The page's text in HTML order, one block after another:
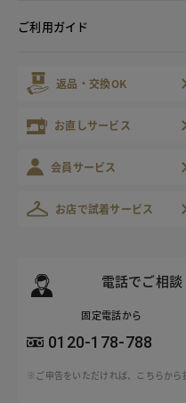
ご利用ガイド
返品・交換OK
お直しサービス
会員サービス
お店で試着サービス
電話でご相談
固定電話から
0120-178-788
※ご申告をいただければ、こちらから